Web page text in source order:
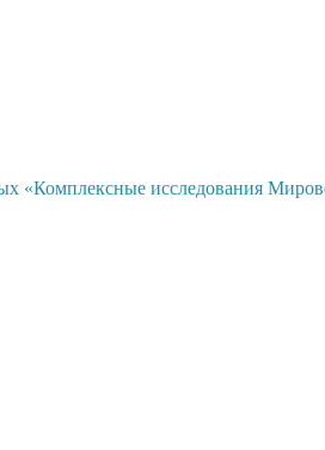
«Комплексные исследования